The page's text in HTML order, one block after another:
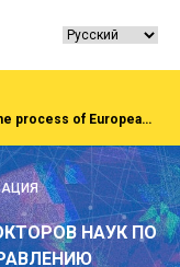
(English) Сonference «Institutionalization of the process of European integration of society, economy, administration»Rivne, National University of water and EnvironmentFirst All-Ukrainian Congress of doctors in public administration
НАУК ПО